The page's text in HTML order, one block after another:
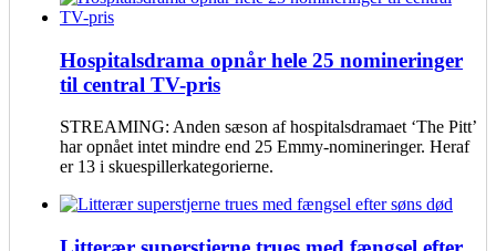
Hospitalsdrama opnår hele 25 nomineringer
til central TV-pris
STREAMING: Anden sæson af hospitalsdramaet ‘The Pitt’
har opnået intet mindre end 25 Emmy-nomineringer. Heraf
er 13 i skuespillerkategorierne.